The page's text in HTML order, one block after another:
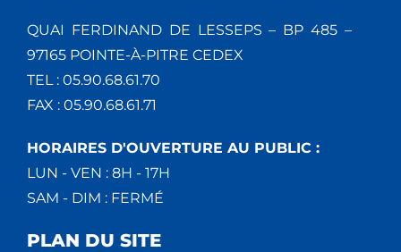
QUAI FERDINAND DE LESSEPS – BP 485 –
97165 POINTE-À-PITRE CEDEX
TEL : 05.90.68.61.70
FAX : 05.90.68.61.71
HORAIRES D'OUVERTURE AU PUBLIC :
LUN - VEN : 8H - 17H
SAM - DIM : FERMÉ
PLAN DU SITE